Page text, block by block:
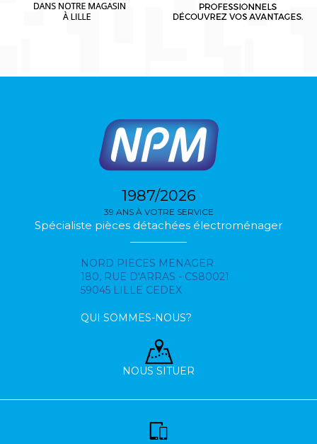
1987/2026
39 ANS À VOTRE SERVICE
Spécialiste pièces détachées électroménager
NORD PIECES MENAGER
180, RUE D'ARRAS - CS80021
59045 LILLE CEDEX
QUI SOMMES-NOUS?
NOUS SITUER